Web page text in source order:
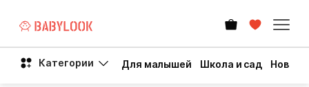
Категории Для малышей Школа и сад Новый